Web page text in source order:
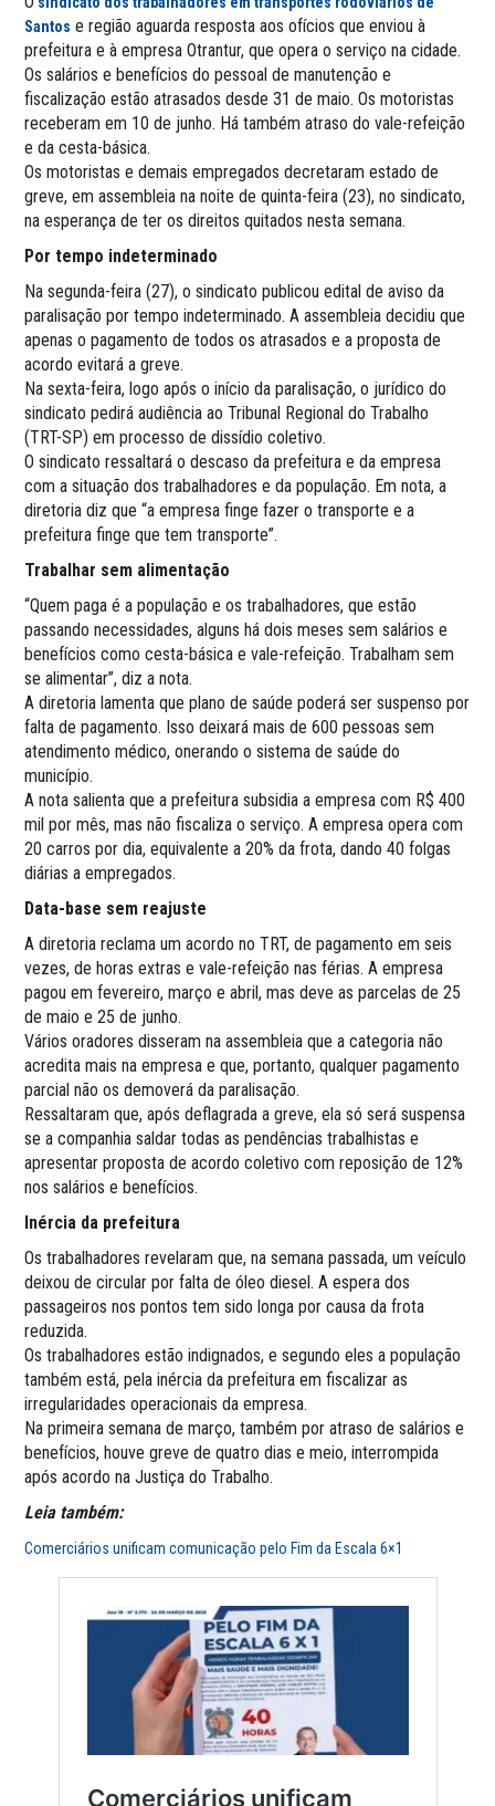
Santos e região aguarda resposta aos ofícios que enviou à
prefeitura e à empresa Otrantur, que opera o serviço na cidade.
Os salários e benefícios do pessoal de manutenção e
fiscalização estão atrasados desde 31 de maio. Os motoristas
receberam em 10 de junho. Há também atraso do vale-refeição
e da cesta-básica.
Os motoristas e demais empregados decretaram estado de
greve, em assembleia na noite de quinta-feira (23), no sindicato,
na esperança de ter os direitos quitados nesta semana.
Por tempo indeterminado
Na segunda-feira (27), o sindicato publicou edital de aviso da
paralisação por tempo indeterminado. A assembleia decidiu que
apenas o pagamento de todos os atrasados e a proposta de
acordo evitará a greve.
Na sexta-feira, logo após o início da paralisação, o jurídico do
sindicato pedirá audiência ao Tribunal Regional do Trabalho
(TRT-SP) em processo de dissídio coletivo.
O sindicato ressaltará o descaso da prefeitura e da empresa
com a situação dos trabalhadores e da população. Em nota, a
diretoria diz que “a empresa finge fazer o transporte e a
prefeitura finge que tem transporte”.
Trabalhar sem alimentação
“Quem paga é a população e os trabalhadores, que estão
passando necessidades, alguns há dois meses sem salários e
benefícios como cesta-básica e vale-refeição. Trabalham sem
se alimentar”, diz a nota.
A diretoria lamenta que plano de saúde poderá ser suspenso por
falta de pagamento. Isso deixará mais de 600 pessoas sem
atendimento médico, onerando o sistema de saúde do
município.
A nota salienta que a prefeitura subsidia a empresa com R$ 400
mil por mês, mas não fiscaliza o serviço. A empresa opera com
20 carros por dia, equivalente a 20% da frota, dando 40 folgas
diárias a empregados.
Data-base sem reajuste
A diretoria reclama um acordo no TRT, de pagamento em seis
vezes, de horas extras e vale-refeição nas férias. A empresa
pagou em fevereiro, março e abril, mas deve as parcelas de 25
de maio e 25 de junho.
Vários oradores disseram na assembleia que a categoria não
acredita mais na empresa e que, portanto, qualquer pagamento
parcial não os demoverá da paralisação.
Ressaltaram que, após deflagrada a greve, ela só será suspensa
se a companhia saldar todas as pendências trabalhistas e
apresentar proposta de acordo coletivo com reposição de 12%
nos salários e benefícios.
Inércia da prefeitura
Os trabalhadores revelaram que, na semana passada, um veículo
deixou de circular por falta de óleo diesel. A espera dos
passageiros nos pontos tem sido longa por causa da frota
reduzida.
Os trabalhadores estão indignados, e segundo eles a população
também está, pela inércia da prefeitura em fiscalizar as
irregularidades operacionais da empresa.
Na primeira semana de março, também por atraso de salários e
benefícios, houve greve de quatro dias e meio, interrompida
após acordo na Justiça do Trabalho.
Leia também:
Comerciários unificam comunicação pelo Fim da Escala 6×1